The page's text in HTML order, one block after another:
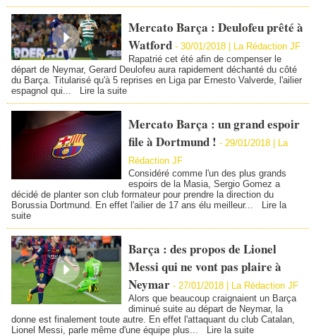
Mercato Barça : Deulofeu prêté à
Watford - 30/01/2018 | La Rédaction JF
Rapatrié cet été afin de compenser le
départ de Neymar, Gerard Deulofeu aura rapidement déchanté du côté
du Barça. Titularisé qu'à 5 reprises en Liga par Ernesto Valverde, l'ailier
espagnol qui...
Lire la suite
Mercato Barça : un grand espoir
file à Dortmund ! - 29/01/2018 | La
Rédaction JF
Considéré comme l'un des plus grands
espoirs de la Masia, Sergio Gomez a
décidé de planter son club formateur pour prendre la direction du
Borussia Dortmund. En effet l'ailier de 17 ans élu meilleur...
Lire la
suite
Barça : des propos de Lionel
Messi qui ne vont pas plaire à
Neymar - 27/01/2018 | La Rédaction JF
Alors que beaucoup craignaient un Barça
diminué suite au départ de Neymar, la
donne est finalement toute autre. En effet l'attaquant du club Catalan,
Lionel Messi, parle même d'une équipe plus...
Lire la suite